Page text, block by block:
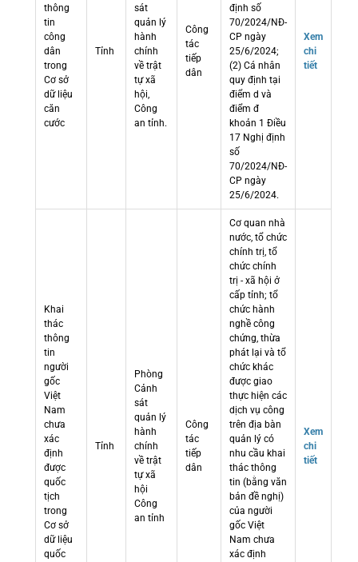
thông
tin
công
dân
trong
Cơ sở
dữ liệu
căn
cước
Tỉnh
sát
quản lý
hành
chính
về trật
tự xã
hội,
Công
an tỉnh.
Công
tác
tiếp
dân
định số
70/2024/NĐ-
CP ngày
25/6/2024;
(2) Cá nhân
quy định tại
điểm d và
điểm đ
khoản 1 Điều
17 Nghị định
số
70/2024/NĐ-
CP ngày
25/6/2024.
Xem
chi
tiết
Khai
thác
thông
tin
người
gốc
Việt
Nam
chưa
xác
định
được
quốc
tịch
trong
Cơ sở
dữ liệu
quốc
Tỉnh
Phòng
Cảnh
sát
quản lý
hành
chính
về trật
tự xã
hội
Công
an tỉnh
Công
tác
tiếp
dân
Cơ quan nhà
nước, tổ chức
chính trị, tổ
chức chính
trị - xã hội ở
cấp tỉnh; tổ
chức hành
nghề công
chứng, thừa
phát lại và tổ
chức khác
được giao
thực hiện các
dịch vụ công
trên địa bàn
quản lý có
nhu cầu khai
thác thông
tin (bằng văn
bản đề nghị)
của người
gốc Việt
Nam chưa
xác định
Xem
chi
tiết